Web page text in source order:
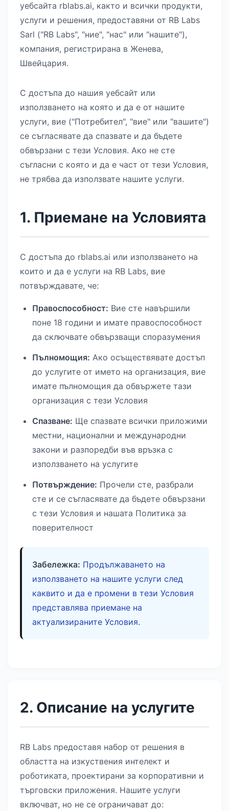
уебсайта rblabs.ai, както и всички продукти,
услуги и решения, предоставяни от RB Labs
Sarl ("RB Labs", "ние", "нас" или "нашите"),
компания, регистрирана в Женева,
Швейцария.
С достъпа до нашия уебсайт или
използването на която и да е от нашите
услуги, вие ("Потребител", "вие" или "вашите")
се съгласявате да спазвате и да бъдете
обвързани с тези Условия. Ако не сте
съгласни с която и да е част от тези Условия,
не трябва да използвате нашите услуги.
1. Приемане на Условията
С достъпа до rblabs.ai или използването на
които и да е услуги на RB Labs, вие
потвърждавате, че:
Правоспособност: Вие сте навършили
поне 18 години и имате правоспособност
да сключвате обвързващи споразумения
Пълномощия: Ако осъществявате достъп
до услугите от името на организация, вие
имате пълномощия да обвържете тази
организация с тези Условия
Спазване: Ще спазвате всички приложими
местни, национални и международни
закони и разпоредби във връзка с
използването на услугите
Потвърждение: Прочели сте, разбрали
сте и се съгласявате да бъдете обвързани
с тези Условия и нашата Политика за
поверителност
Забележка: Продължаването на
използването на нашите услуги след
каквито и да е промени в тези Условия
представлява приемане на
актуализираните Условия.
2. Описание на услугите
RB Labs предоставя набор от решения в
областта на изкуствения интелект и
роботиката, проектирани за корпоративни и
търговски приложения. Нашите услуги
включват, но не се ограничават до: